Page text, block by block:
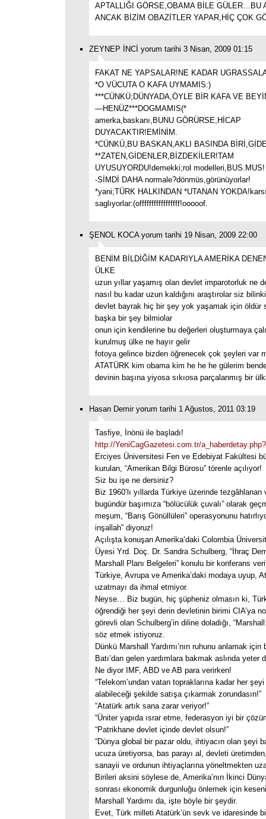
APTALLIĞI GÖRSE,OBAMA BİLE GÜLER…BU
ANCAK BİZİM OBAZİTLER YAPAR,HİÇ ÇOK
ZEYNEP İNCİ yorum tarihi 3 Nisan, 2009 01:15
FAKAT NE YAPSALAR!NE KADAR
*O VÜCUTA O KAFA UYMAMIS:)
***CÜNKÜ;DÜNYADA,ÖYLE BİR KAFA VE
—HENÜZ***DOGMAMIS(*
amerka,baskanı,BUNU GÖRÜRSE,HİCAP
DUYACAKTIR!EMİNİM.
*CÜNKÜ,BU BASKAN,AKLI BASINDA
**ZATEN,GİDENLER,BİZDEKİLER!TAM
UYUSUYORDU!demekki;rol modelleri,BUS.MUS!
-SİMDİ DAHA normale?dönmüs,görünüyorlar!
*yani;TÜRK HALKINDAN *UTANAN
saglıyorlar:(offfffffffffffffff!ooooof.
ŞENOL KOCA yorum tarihi 19 Nisan, 2009 22:00
BENİM BİLDİĞİM KADARIYLA AMERİKA
ÜLKE
uzun yıllar yaşamış olan devlet imparotorluk ne
nasıl bu kadar uzun kaldığını araştırolar siz
devlet bayrak hiç bir şey yok yaşamak için öldür
başka bir şey bilmiolar
onun için kendilerine bu değerleri oluşturmaya
kurulmuş ülke ne hayır gelir
fotoya gelince bizden öğrenecek çok şeyleri var
ATATÜRK kim obama kim he he he gülerim
devinin başına yiyosa sıkıosa parçalanmış bir
Hasan Demir yorum tarihi 1 Ağustos, 2011 03:19
Tasfiye, İnönü ile başladı!
http://YeniCagGazetesi.com.tr/
Erciyes Üniversitesi Fen ve Edebiyat Fakültesi
kurulan, “Amerikan Bilgi Bürosu” törenle açılıyor!
Siz bu işe ne dersiniz?
Biz 1960’lı yıllarda Türkiye üzerinde tezgâhlanan
bugündür başımıza “bölücülük çuvalı” olarak
meşum, “Barış Gönüllüleri” operasyonunu
inşallah” diyoruz!
Açılışta konuşan Amerika’daki Colombia
Üyesi Yrd. Doç. Dr. Sandra Schulberg, “İhraç
Marshall Planı Belgeleri” konulu bir konferans
Türkiye, Avrupa ve Amerika’daki modaya uyup,
uzatmayı da ihmal etmiyor.
Neyse… Biz bugün, hiç şüpheniz olmasın ki,
öğrendiği her şeyi derin devletinin birimi CIA’ya
görevli olan Schulberg’in diline doladığı, “Marshall
söz etmek istiyoruz.
Dünkü Marshall Yardımı’nın ruhunu anlamak
Batı’dan gelen yardımlara bakmak aslında yeter
Ne diyor IMF, ABD ve AB para verirken!
“Telekom’undan vatan topraklarına kadar her şeyi
alabileceği şekilde satışa çıkarmak zorundasın!”
“Atatürk artık sana zarar veriyor!”
“Üniter yapıda ısrar etme, federasyon iyi bir
“Patrikhane devlet içinde devlet olsun!”
“Dünya global bir pazar oldu, ihtiyacın olan şeyi
ucuza üretiyorsa, bas parayı al, devleti
sanayii ve ordunun ihtiyaçlarına yöneltmekten
Birileri aksini söylese de, Amerika’nın İkinci
sonrası ekonomik durgunluğu önlemek için
Marshall Yardımı da, işte böyle bir şeydir.
Evet, Türk milleti Atatürk’ün sevk ve idaresinde